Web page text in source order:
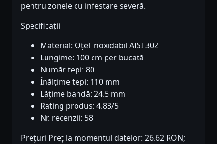
pentru zonele cu infestare severă.
Specificații
Material: Oțel inoxidabil AISI 302
Lungime: 100 cm per bucată
Număr tepi: 80
Înălțime tepi: 110 mm
Lățime bandă: 24.5 mm
Rating produs: 4.83/5
Nr. recenzii: 58
Prețuri Preț la momentul datelor: 26.62 RON;